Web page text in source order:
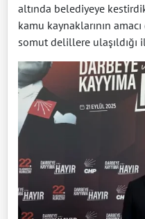
altında belediyeye
kamu kaynaklarının
somut delillere ulaşıldığı